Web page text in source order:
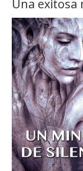
Una